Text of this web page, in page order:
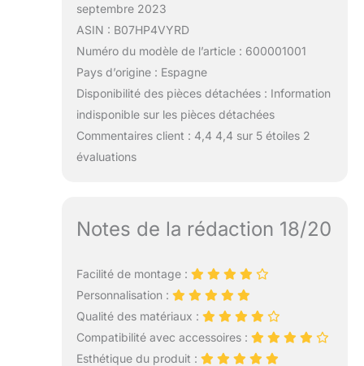
septembre 2023
ASIN : B07HP4VYRD
Numéro du modèle de l’article : 600001001
Pays d’origine : Espagne
Disponibilité des pièces détachées : Information
indisponible sur les pièces détachées
Commentaires client : 4,4 4,4 sur 5 étoiles 2
évaluations
Notes de la rédaction 18/20
Facilité de montage :
Personnalisation :
Qualité des matériaux :
Compatibilité avec accessoires :
Esthétique du produit :